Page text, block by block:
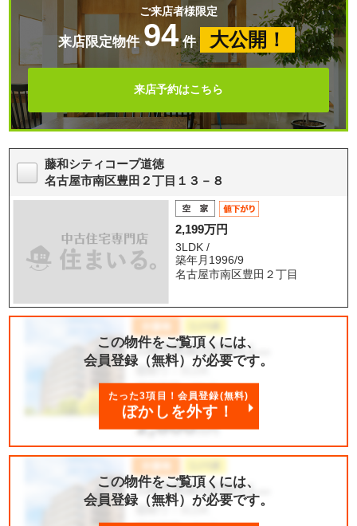
ご来店者様限定
来店限定物件 94 件 大公開！
来店予約はこちら
藤和シティコープ道徳
名古屋市南区豊田２丁目１３－８
2,199万円
3LDK /
築年月1996/9
名古屋市南区豊田２丁目
この物件をご覧頂くには、
会員登録（無料）が必要です。
たった3項目！会員登録(無料)
ぼかしを外す！
この物件をご覧頂くには、
会員登録（無料）が必要です。